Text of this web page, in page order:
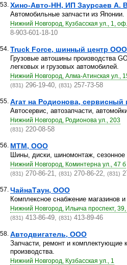
53. Хино-Авто-НН, ИП Заурсаев А.
Автомобильные запчасти из Японии.
Нижний Новгород, Кузбасская ул., 1,
8-903-601-18-10
54. Truck Force, шинный центр
Грузовые автошины производства
легковых и грузовых автомобилей.
Нижний Новгород, Алма-Атинская ул.,
(831) 296-19-40, (831) 257-73-58
55. Агат на Родионова,
Автосервис, автозапчасти,
Нижний Новгород, Родионова ул., 203
(831) 220-08-58
56. МТМ, ООО
Шины, диски, шиномонтаж, сезонное
Нижний Новгород, Коминтерна ул., 47 б
(831) 270-86-21, (831) 270-86-22, (831)
57. ЧайнаТаун, ООО
Комплексное снабжение магазинов
Нижний Новгород, Ильича проспект,
(831) 413-86-49, (831) 413-89-46
58. Автодвигатель, ООО
Запчасти, ремонт и комплектующие
производства.
Нижний Новгород, Кузбасская ул., 1